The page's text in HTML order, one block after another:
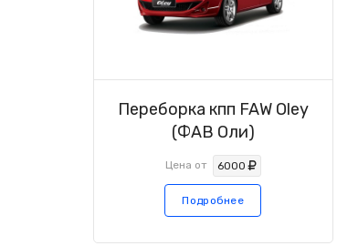
Переборка кпп FAW Oley
(ФАВ Оли)
Цена от 6000
Подробнее